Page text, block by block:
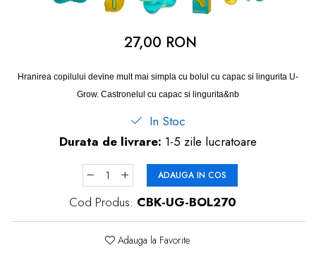
dopuri de urechi
Produse îngrijire copii27,00 RON
Hranirea copilului devine mult mai simpla cu bolul cu capac si lingurita U-
Grow. Castronelul cu capac si lingurita&nb
In Stoc
Durata de livrare: 1-5 zile lucratoare
ADAUGA IN COS
Cod Produs: CBK-UG-BOL270
Adauga la Favorite